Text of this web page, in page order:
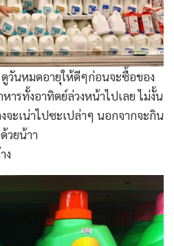
วันหมดอายุให้ดีๆก่อนจะซื้อของ
ารทั้งอาทิตย์ล่วงหน้าไปเลย ไม่งั้น
ะเน่าไปซะเปล่าๆ นอกจากจะกิน
วยน้าา
ง